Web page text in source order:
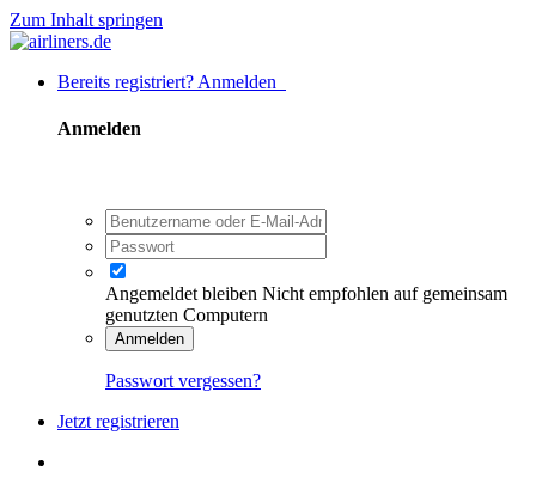
Zum Inhalt springen
Bereits registriert? Anmelden
Anmelden
Angemeldet bleiben Nicht empfohlen auf gemeinsam
genutzten Computern
Anmelden
Passwort vergessen?
Jetzt registrieren